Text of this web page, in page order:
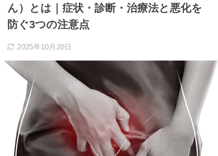
ん）とは｜症状・診断・治療法と悪化を
防ぐ3つの注意点
2025年10月20日